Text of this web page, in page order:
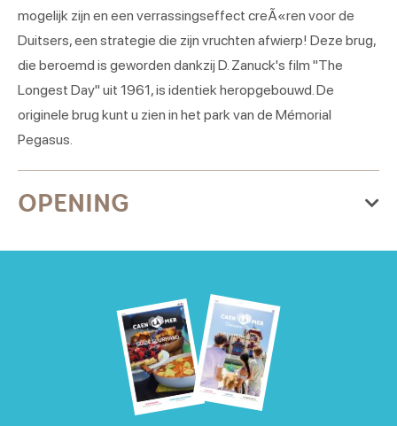
mogelijk zijn en een verrassingseffect creÃ«ren voor de
Duitsers, een strategie die zijn vruchten afwierp! Deze brug,
die beroemd is geworden dankzij D. Zanuck's film "The
Longest Day" uit 1961, is identiek heropgebouwd. De
originele brug kunt u zien in het park van de Mémorial
Pegasus.
OPENING
Van donderdag 01 januari 2026
Maandag
Open
Dinsdag